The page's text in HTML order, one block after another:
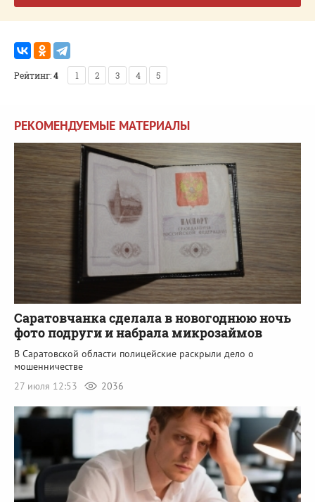
Рейтинг:4 1 2 3 4 5
РЕКОМЕНДУЕМЫЕ МАТЕРИАЛЫ
Саратовчанка сделала в новогоднюю ночь
фото подруги и набрала микрозаймов
В Саратовской области полицейские раскрыли дело о
мошенничестве
27 июля 12:53
2036